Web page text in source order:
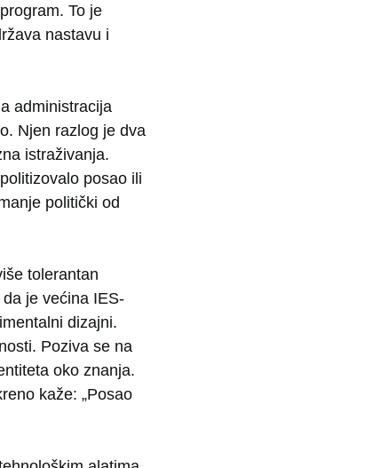
To je
nastavu i
administracija
Njen razlog je dva
istraživanja.
posao ili
politički od
tolerantan
je većina IES-
dizajni.
Poziva se na
oko znanja.
kaže: „Posao